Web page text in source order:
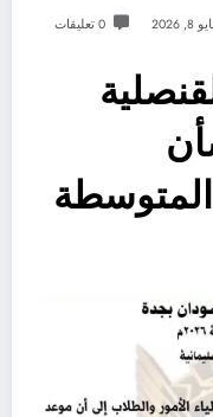
8, 2026 0 تعليقات